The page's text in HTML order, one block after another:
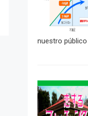
nuestro